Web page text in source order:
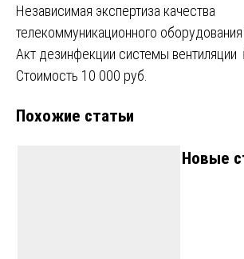
Навигация
по
записям
Независимая экспертиза качества
телекоммуникационного
Акт дезинфекции системы вентиляции
Стоимость 10 000 руб.
Похожие статьи
Новые